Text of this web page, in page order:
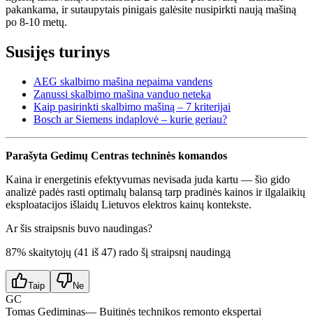
pakankama, ir sutaupytais pinigais galėsite nusipirkti naują mašiną
po 8-10 metų.
Susijęs turinys
AEG skalbimo mašina nepaima vandens
Zanussi skalbimo mašina vanduo neteka
Kaip pasirinkti skalbimo mašiną – 7 kriterijai
Bosch ar Siemens indaplovė – kurie geriau?
Parašyta Gedimų Centras techninės komandos
Kaina ir energetinis efektyvumas nevisada juda kartu — šio gido
analizė padės rasti optimalų balansą tarp pradinės kainos ir ilgalaikių
eksploatacijos išlaidų Lietuvos elektros kainų kontekste.
Ar šis straipsnis buvo naudingas?
87% skaitytojų (41 iš 47) rado šį straipsnį naudingą
Taip Ne
GC
Tomas Gediminas— Buitinės technikos remonto ekspertai